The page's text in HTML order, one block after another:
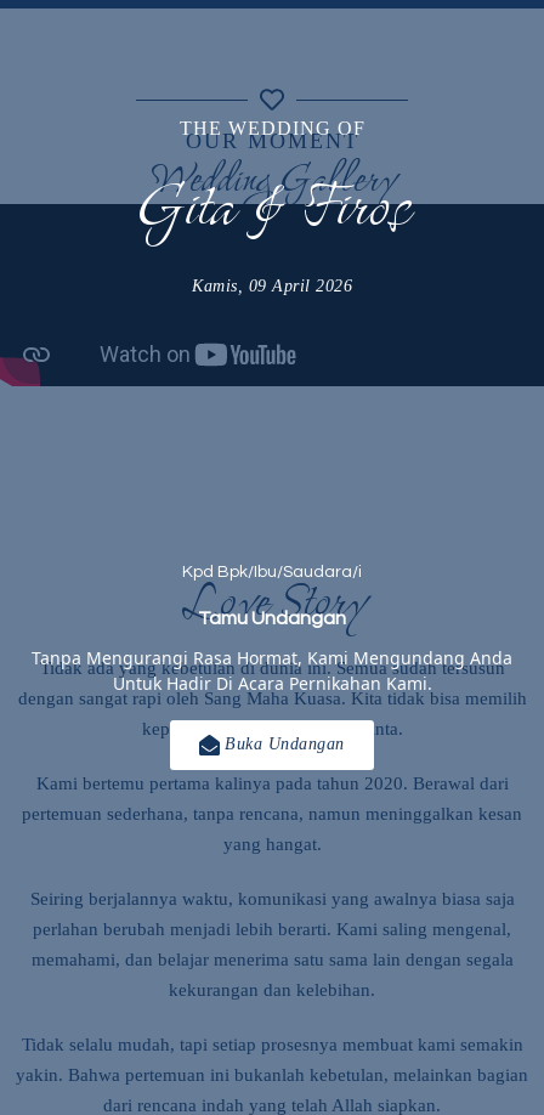
THE WEDDING OF
Gita & Firos
Kamis, 09 April 2026
Kpd Bpk/Ibu/Saudara/i
Tamu Undangan
Tanpa Mengurangi Rasa Hormat, Kami Mengundang Anda
Untuk Hadir Di Acara Pernikahan Kami.
Buka Undangan
OUR MOMENT
Wedding Gallery
Love Story
Tidak ada yang kebetulan di dunia ini. Semua sudah tersusun
dengan sangat rapi oleh Sang Maha Kuasa. Kita tidak bisa memilih
kepada siapa kita akan jatuh cinta.
Kami bertemu pertama kalinya pada tahun 2020. Berawal dari
pertemuan sederhana, tanpa rencana, namun meninggalkan kesan
yang hangat.
Seiring berjalannya waktu, komunikasi yang awalnya biasa saja
perlahan berubah menjadi lebih berarti. Kami saling mengenal,
memahami, dan belajar menerima satu sama lain dengan segala
kekurangan dan kelebihan.
Tidak selalu mudah, tapi setiap prosesnya membuat kami semakin
yakin. Bahwa pertemuan ini bukanlah kebetulan, melainkan bagian
dari rencana indah yang telah Allah siapkan.